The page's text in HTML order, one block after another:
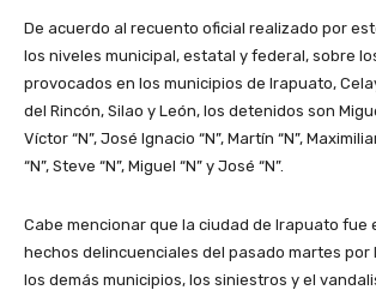
De acuerdo al recuento oficial realizado por
los niveles municipal, estatal y federal, sobre
provocados en los municipios de Irapuato,
del Rincón, Silao y León, los detenidos son
Víctor “N”, José Ignacio “N”, Martín “N”,
“N”, Steve “N”, Miguel “N” y José “N”.
Cabe mencionar que la ciudad de Irapuato fue
hechos delincuenciales del pasado martes por
los demás municipios, los siniestros y el